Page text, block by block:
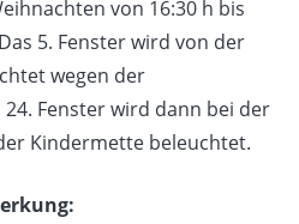
von 16:30 h bis
5. Fenster wird von der
wegen der
Fenster wird dann bei der
Kindermette beleuchtet.